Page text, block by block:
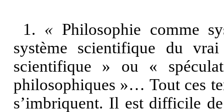
1. « Philosophie comme
système scientifique du
scientifique » ou «
philosophiques »… Tout ces
s’imbriquent. Il est difficile